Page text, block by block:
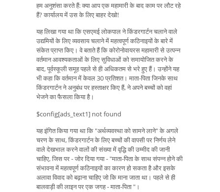
हम अनुशंसा करते हैं: क्या आप एक महामारी के बाद काम पर लौट रहे
हैं? कार्यालय में उस के लिए बाहर देखो!
यह लिखा गया था कि एसएमई लोकपाल ने किंडरगार्टन चलाने वाले
उद्यमियों के लिए व्यवसाय चलाने में महत्वपूर्ण कठिनाइयों के बारे में
संकेत प्राप्त किए। वे बताते हैं कि कोरोनोवायरस महामारी से उत्पन्न
वर्तमान आवश्यकताओं के लिए सुविधाओं को समायोजित करने के
बाद, पूर्वस्कूली समूह पहले से ही अधिकतम से भरे हुए हैं। उन्होंने यह
भी कहा कि वर्तमान में केवल 30 प्रतिशत। माता-पिता जिनके साथ
किंडरगार्टन ने अनुबंध पर हस्ताक्षर किए हैं, ने अपने बच्चों को वहां
भेजने का फैसला किया है।
$config[ads_text1] not found
यह इंगित किया गया था कि "अर्थव्यवस्था को सामने लाने" के अगले
चरण के साथ, किंडरगार्टन के लिए बच्चों की वापसी पर निर्णय लेने
वाले देखभाल करने वालों की संख्या में वृद्धि की उम्मीद की जानी
चाहिए, जिस पर - जोर दिया गया - "माता-पिता के साथ संपन्न होने की
संभावना में महत्वपूर्ण कठिनाइयों का कारण हो सकता है और इसके
अलावा विवाद को बढ़ाना चाहिए जो कि माना जाता था। पहले से ही
बालवाड़ी की लाइन पर एक जगह - माता-पिता "।